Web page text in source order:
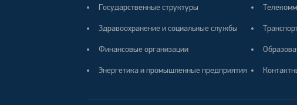
Государственные структуры
Здравоохранение и социальные службы
Финансовые организации
Энергетика и промышленные предприятия